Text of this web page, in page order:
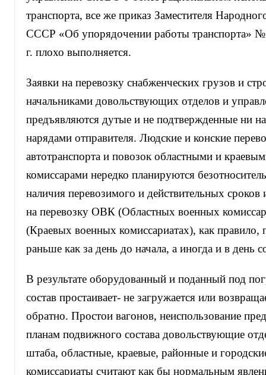
транспорта, все же приказ Заместителя
СССР «Об упорядочении работы транспорта» №
г. плохо выполняется.
Заявки на перевозку снабженческих грузов и
начальниками довольствующих отделов и
предъявляются дутые и не подтвержденные ни
нарядами отправителя. Людские и конские
автотранспорта и повозок областными и
комиссарами нередко планируются
наличия перевозимого и действительных сроков
на перевозку ОВК (Областных военных
(Краевых военных комиссариатах), как правило,
раньше как за день до начала, а иногда и в день
В результате оборудованный и поданный под
состав простаивает- не загружается или
обратно. Простои вагонов, неиспользование
планам подвижного состава довольствующие
штаба, областные, краевые, районные и
комиссариаты считают как бы нормальным